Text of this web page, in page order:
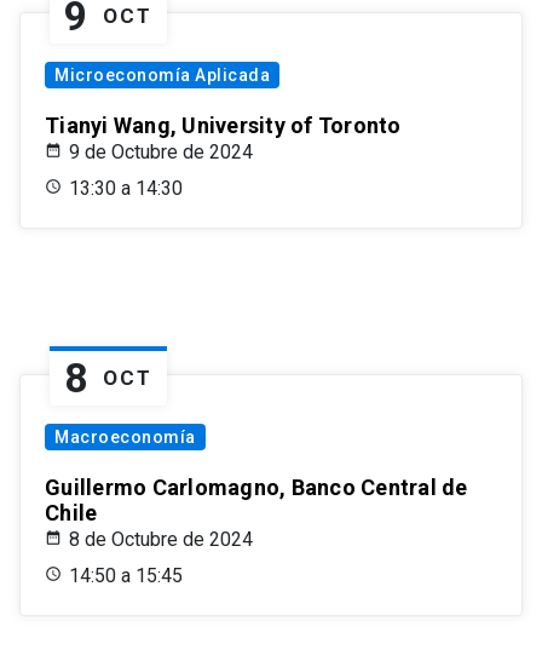
9 OCT
Microeconomía Aplicada
Tianyi Wang, University of Toronto
9 de Octubre de 2024
13:30 a 14:30
8 OCT
Macroeconomía
Guillermo Carlomagno, Banco Central de
Chile
8 de Octubre de 2024
14:50 a 15:45